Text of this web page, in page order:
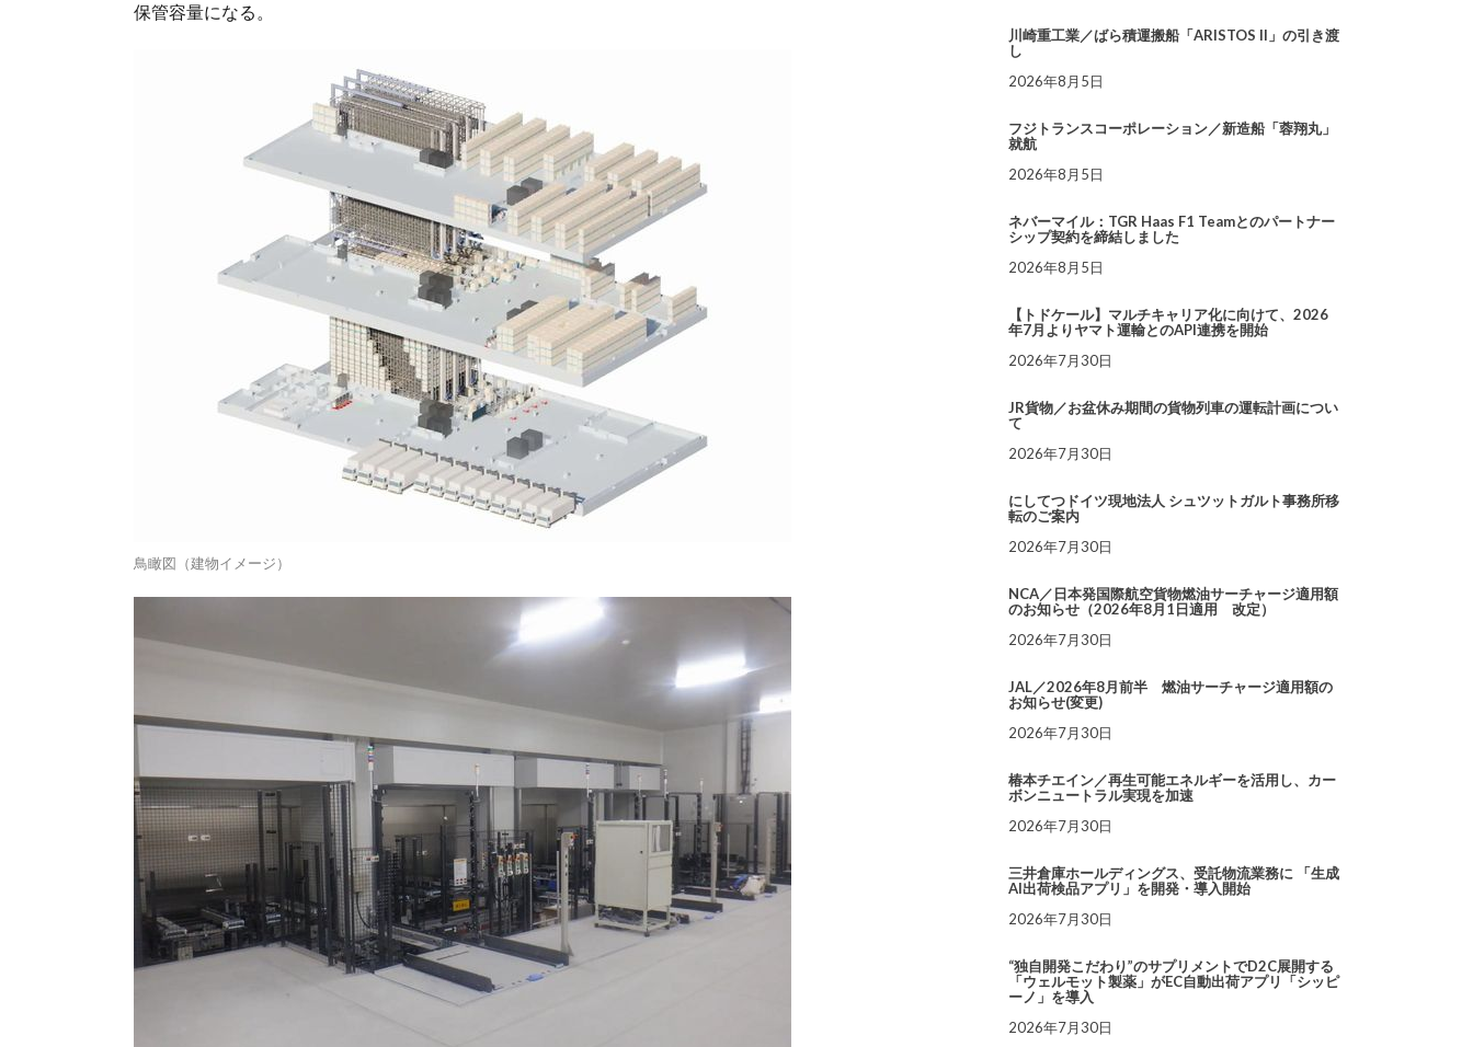
保管容量になる。
鳥瞰図（建物イメージ）
川崎重工業／ばら積運搬船「ARISTOS II」の引き渡
し
2026年8月5日
フジトランスコーポレーション／新造船「蓉翔丸」
就航
2026年8月5日
ネバーマイル：TGR Haas F1 Teamとのパートナー
シップ契約を締結しました
2026年8月5日
【トドケール】マルチキャリア化に向けて、2026
年7月よりヤマト運輸とのAPI連携を開始
2026年7月30日
JR貨物／お盆休み期間の貨物列車の運転計画につい
て
2026年7月30日
にしてつドイツ現地法人 シュツットガルト事務所移
転のご案内
2026年7月30日
NCA／日本発国際航空貨物燃油サーチャージ適用額
のお知らせ（2026年8月1日適用 改定）
2026年7月30日
JAL／2026年8月前半 燃油サーチャージ適用額の
お知らせ(変更)
2026年7月30日
椿本チエイン／再生可能エネルギーを活用し、カー
ボンニュートラル実現を加速
2026年7月30日
三井倉庫ホールディングス、受託物流業務に 「生成
AI出荷検品アプリ」を開発・導入開始
2026年7月30日
“独自開発こだわり”のサプリメントでD2C展開する
「ウェルモット製薬」がEC自動出荷アプリ「シッピ
ーノ」を導入
2026年7月30日